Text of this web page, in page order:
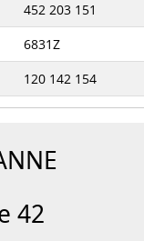
452 203 151
6831Z
120 142 154
42